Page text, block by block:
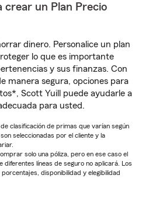
crear un Plan Precio
dinero. Personalice un plan
lo que es importante
y sus finanzas. Con
manera segura, opciones para
Scott Yuill puede ayudarle a
para usted.
clasificación de primas que varían según
seleccionadas por el cliente y la
solo una póliza, pero en ese caso el
líneas de seguro no aplicará. Los
disponibilidad y elegibilidad